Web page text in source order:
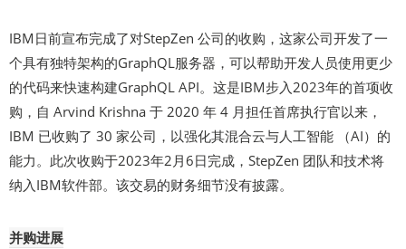
IBM日前宣布完成了对StepZen 公司的收购，这家公司开发了一
个具有独特架构的GraphQL服务器，可以帮助开发人员使用更少
的代码来快速构建GraphQL API。这是IBM步入2023年的首项收
购，自 Arvind Krishna 于 2020 年 4 月担任首席执行官以来，
IBM 已收购了 30 家公司，以强化其混合云与人工智能 （AI）的
能力。此次收购于2023年2月6日完成，StepZen 团队和技术将
纳入IBM软件部。该交易的财务细节没有披露。
并购进展